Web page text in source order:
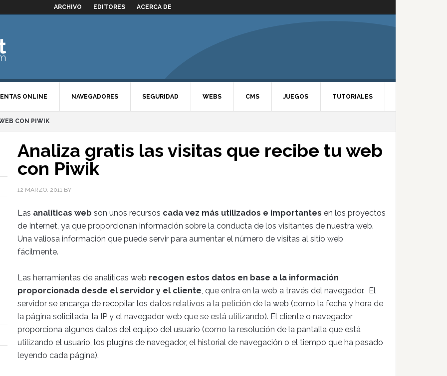
ARCHIVO EDITORES ACERCA DE
ONLINE NAVEGADORES SEGURIDAD WEBS CMS JUEGOS TUTORIALES
CON PIWIK
Analiza gratis las visitas que recibe tu web
con Piwik
12 MARZO, 2011 BY
Las analíticas web son unos recursos cada vez más utilizados e importantes en los proyectos
de Internet, ya que proporcionan información sobre la conducta de los visitantes de nuestra web.
Una valiosa información que puede servir para aumentar el número de visitas al sitio web
fácilmente.
Las herramientas de analíticas web recogen estos datos en base a la información
proporcionada desde el servidor y el cliente, que entra en la web a través del navegador. El
servidor se encarga de recopilar los datos relativos a la petición de la web (como la fecha y hora de
la página solicitada, la IP y el navegador web que se está utilizando). El cliente o navegador
proporciona algunos datos del equipo del usuario (como la resolución de la pantalla que está
utilizando el usuario, los plugins de navegador, el historial de navegación o el tiempo que ha pasado
leyendo cada página).